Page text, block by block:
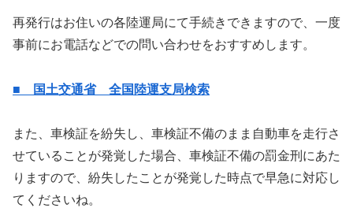
再発行はお住いの各陸運局にて手続きできますので、一度
事前にお電話などでの問い合わせをおすすめします。
■ 国土交通省 全国陸運支局検索
また、車検証を紛失し、車検証不備のまま自動車を走行さ
せていることが発覚した場合、車検証不備の罰金刑にあた
りますので、紛失したことが発覚した時点で早急に対応し
てくださいね。